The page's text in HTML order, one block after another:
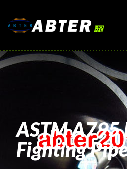
ASTM A795
Fighting